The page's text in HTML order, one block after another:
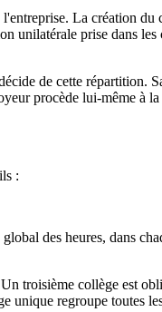
La création du
unilatérale prise dans
de cette répartition.
procède lui-même à
:
des heures, dans
troisième collège est
unique regroupe toutes